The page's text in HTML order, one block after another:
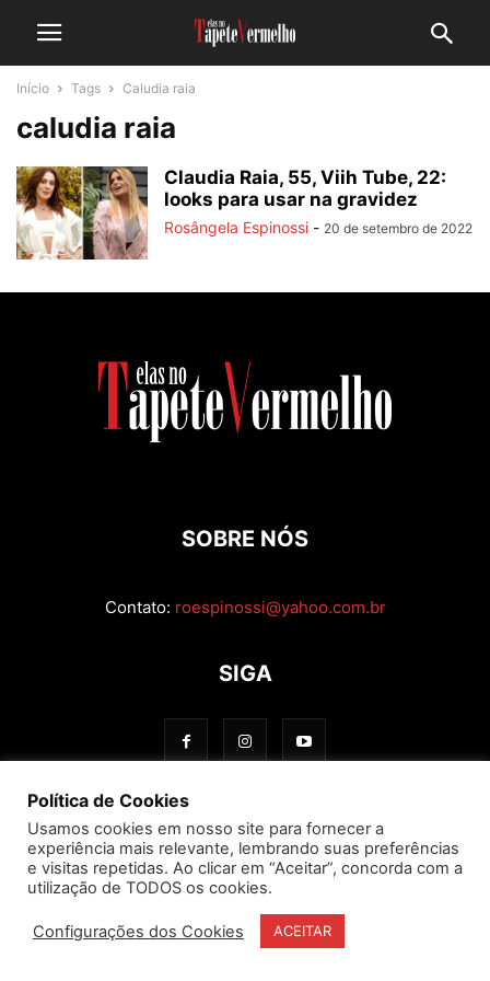
Início Tags Caludia raia
caludia raia
Claudia Raia, 55, Viih Tube, 22:
looks para usar na gravidez
Rosângela Espinossi - 20 de setembro de 2022
SOBRE NÓS
Contato: roespinossi@yahoo.com.br
SIGA
Política de Cookies
Usamos cookies em nosso site para fornecer a
experiência mais relevante, lembrando suas preferências
e visitas repetidas. Ao clicar em “Aceitar”, concorda com a
utilização de TODOS os cookies.
Configurações dos Cookies ACEITAR